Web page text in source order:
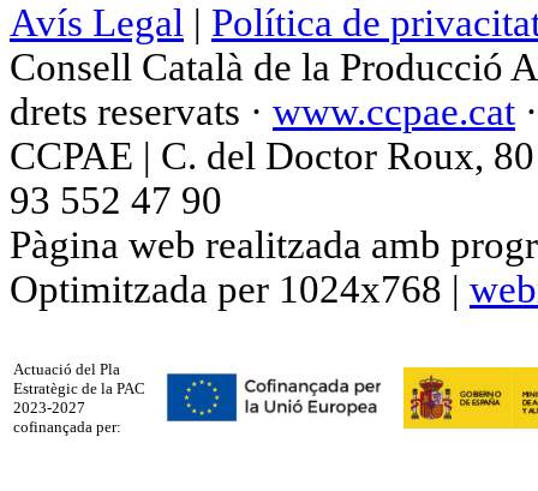
Avís Legal | Política de
Consell Català de la Producció
drets reservats · www.ccpae.cat
CCPAE | C. del Doctor Roux,
93 552 47 90
Pàgina web realitzada amb
Optimitzada per 1024x768 |
Actuació del Pla
Estratègic de la PAC
2023-2027
cofinançada per: